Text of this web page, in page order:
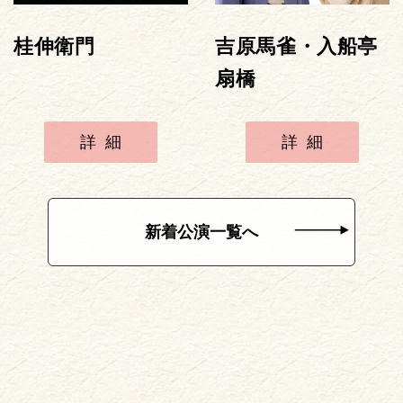
桂伸衛門
詳細
吉原馬雀・入船亭
扇橋
詳細
新着公演一覧へ